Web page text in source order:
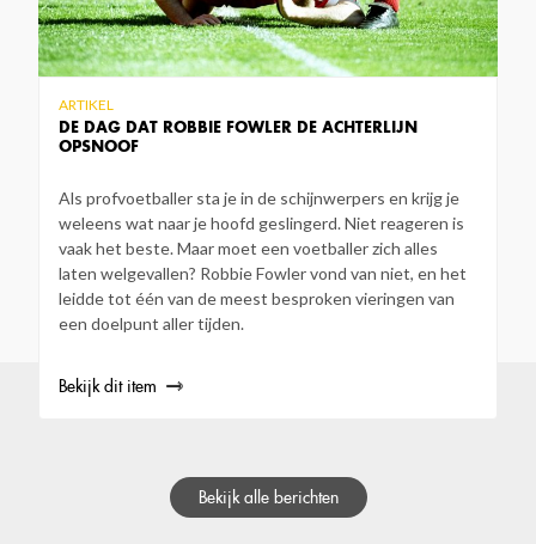
DE DAG DAT ROBBIE FOWLER DE ACHTERLIJN
OPSNOOF
ARTIKEL
Als profvoetballer sta je in de schijnwerpers en krijg je
weleens wat naar je hoofd geslingerd. Niet reageren is
vaak het beste. Maar moet een voetballer zich alles
laten welgevallen? Robbie Fowler vond van niet, en het
leidde tot één van de meest besproken vieringen van
een doelpunt aller tijden.
Bekijk dit item
Bekijk alle berichten